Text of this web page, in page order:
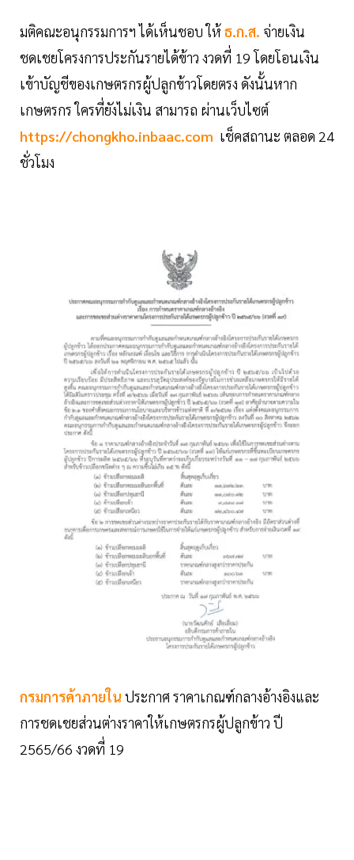
มติคณะอนุกรรมการฯ ได้เห็นชอบ ให้ธ.ก.ส. จ่ายเงิน
ชดเชยโครงการประกันรายได้ข้าว งวดที่ 19 โดยโอนเงิน
เข้าบัญชีของเกษตรกรผู้ปลูกข้าวโดยตรง ดังนั้นหาก
เกษตรกร ใครที่ยังไม่เงิน สามารถ ผ่านเว็บไซต์
https://chongkho.inbaac.com เช็คสถานะ ตลอด 24
ชั่วโมง
กรมการค้าภายใน ประกาศ ราคาเกณฑ์กลางอ้างอิงและ
การชดเชยส่วนต่างราคาให้เกษตรกรผู้ปลูกข้าว ปี
2565/66 งวดที่ 19